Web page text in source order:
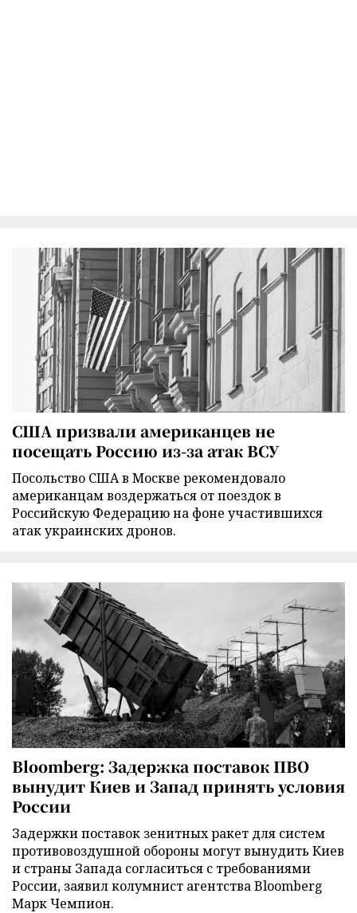
США призвали американцев не
посещать Россию из-за атак ВСУ
Посольство США в Москве рекомендовало
американцам воздержаться от поездок в
Российскую Федерацию на фоне участившихся
атак украинских дронов.
Bloomberg: Задержка поставок ПВО
вынудит Киев и Запад принять условия
России
Задержки поставок зенитных ракет для систем
противовоздушной обороны могут вынудить Киев
и страны Запада согласиться с требованиями
России, заявил колумнист агентства Bloomberg
Марк Чемпион.